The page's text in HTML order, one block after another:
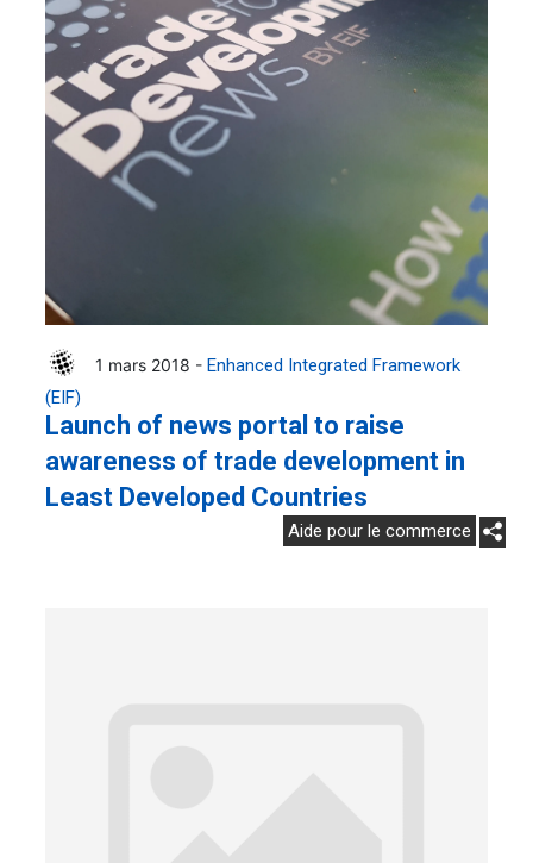
1 mars 2018 - Enhanced Integrated Framework
(EIF)
Launch of news portal to raise
awareness of trade development in
Least Developed Countries
Aide pour le commerce